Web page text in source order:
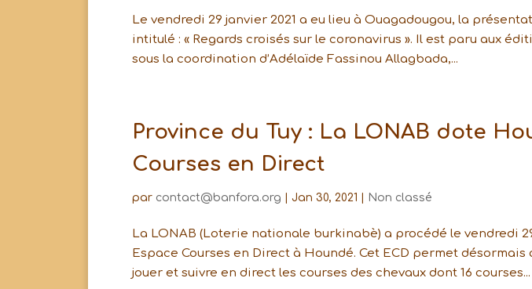
Le vendredi 29 janvier 2021 a eu lieu à Ouagadougou, la
intitulé : « Regards croisés sur le coronavirus ». Il est paru aux
sous la coordination d’Adélaïde Fassinou Allagbada,...
Province du Tuy : La LONAB dote
Courses en Direct
par contact@banfora.org Jan 30, 2021 Non classé
La LONAB (Loterie nationale burkinabè) a procédé le vendredi 29
Espace Courses en Direct à Houndé. Cet ECD permet
jouer et suivre en direct les courses des chevaux dont 16 courses...